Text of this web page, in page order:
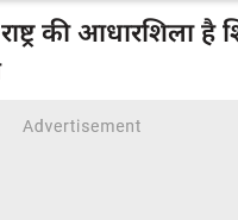
की आधारशिला है